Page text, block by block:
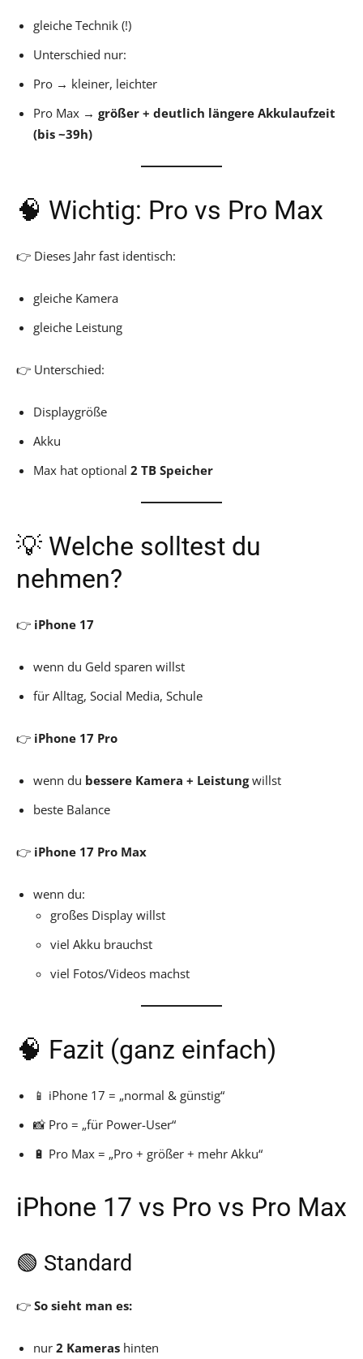
gleiche Technik (!)
Unterschied nur:
Pro → kleiner, leichter
Pro Max → größer + deutlich längere Akkulaufzeit
(bis ~39h)
🧠 Wichtig: Pro vs Pro Max
👉 Dieses Jahr fast identisch:
gleiche Kamera
gleiche Leistung
👉 Unterschied:
Displaygröße
Akku
Max hat optional 2 TB Speicher
💡 Welche solltest du
nehmen?
👉 iPhone 17
wenn du Geld sparen willst
für Alltag, Social Media, Schule
👉 iPhone 17 Pro
wenn du bessere Kamera + Leistungwillst
beste Balance
👉 iPhone 17 Pro Max
wenn du:
großes Display willst
viel Akku brauchst
viel Fotos/Videos machst
🧠 Fazit (ganz einfach)
📱 iPhone 17 = „normal & günstig“
📸 Pro = „für Power-User“
🔋 Pro Max = „Pro + größer + mehr Akku“
iPhone 17 vs Pro vs Pro Max
🟢 Standard
👉 So sieht man es:
nur 2 Kameras hinten